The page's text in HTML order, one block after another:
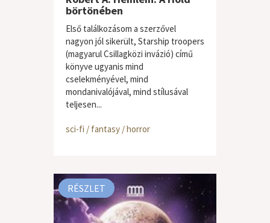
börtönében
Első találkozásom a szerzővel
nagyon jól sikerült, Starship troopers
(magyarul Csillagközi invázió) című
könyve ugyanis mind
cselekményével, mind
mondanivalójával, mind stílusával
teljesen...
sci-fi / fantasy / horror
RÉSZLET